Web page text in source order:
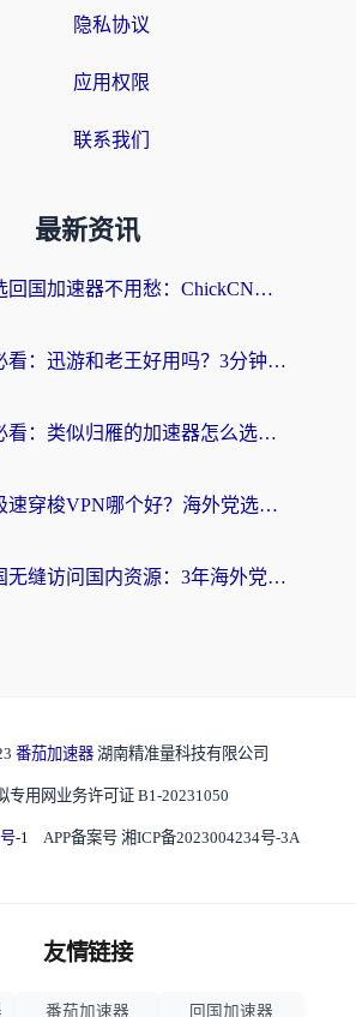
隐私协议
应用权限
联系我们
最新资讯
海外党选回国加速器不用愁：ChickCN和洞见哪个好？一篇搞定所有疑问
海外党必看：迅游和老王好用吗？3分钟选对加速国内网络的加速器
海外党必看：类似归雁的加速器怎么选？一篇搞定无缝访问国内资源
斧牛和极速穿梭VPN哪个好？海外党选回国加速器必看的真实对比与避坑指南
北美回国无缝访问国内资源：3年海外党亲测的加速器选择指南
番茄加速器 湖南精准量科技有限公司
专用网业务许可证 B1-20231050
-1 APP备案号 湘ICP备2023004234号-3A
友情链接
番茄加速器 回国加速器